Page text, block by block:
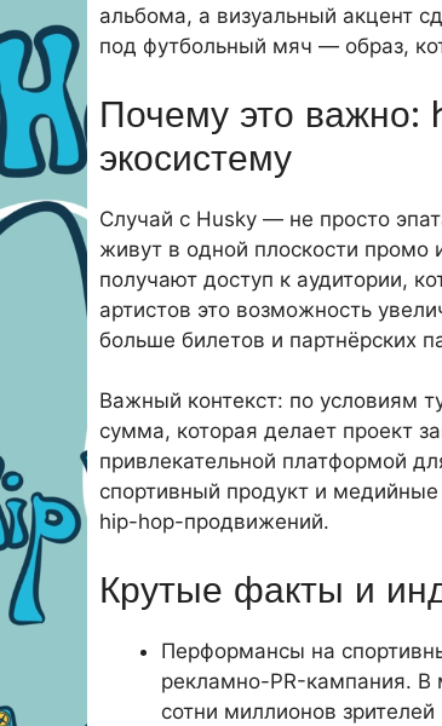
альбома, а визуальный акцент
под футбольный мяч — образ,
Почему это важно:
экосистему
Случай с Husky — не просто
живут в одной плоскости промо
получают доступ к аудитории,
артистов это возможность
больше билетов и партнёрских
Важный контекст: по условиям
сумма, которая делает проект
привлекательной платформой
спортивный продукт и
hip-hop-продвижений.
Крутые факты и
Перформансы на
рекламно-PR-кампания.
сотни миллионов